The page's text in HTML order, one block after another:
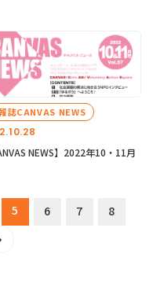
誌CANVAS NEWS
NEWS】2022年10・11月
5 6 7
8